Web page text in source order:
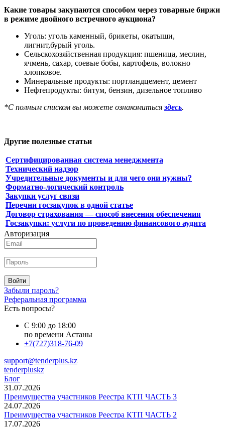
Какие товары закупаются способом через товарные биржи
в режиме двойного встречного аукциона?
Уголь: уголь каменный, брикеты, окатыши,
лигнит,бурый уголь.
Сельскохозяйственная продукция: пшеница, меслин,
ячмень, сахар, соевые бобы, картофель, волокно
хлопковое.
Минеральные продукты: портландцемент, цемент
Нефтепродукты: битум, бензин, дизельное топливо
*С полным списком вы можете ознакомиться здесь.
Другие полезные статьи
Сертифицированная система менеджмента
Технический надзор
Учредительные документы и для чего они нужны?
Форматно-логический контроль
Закупки услуг связи
Перечни госзакупок в одной статье
Договор страхования — способ внесения обеспечения
Госзакупки: услуги по проведению финансового аудита
Авторизация
Войти
Забыли пароль?
Реферальная программа
Есть вопросы?
С 9:00 до 18:00
по времени Астаны
+7(727)318-76-09
support@tenderplus.kz
tenderpluskz
Блог
31.07.2026
Преимущества участников Реестра КТП ЧАСТЬ 3
24.07.2026
Преимущества участников Реестра КТП ЧАСТЬ 2
17.07.2026